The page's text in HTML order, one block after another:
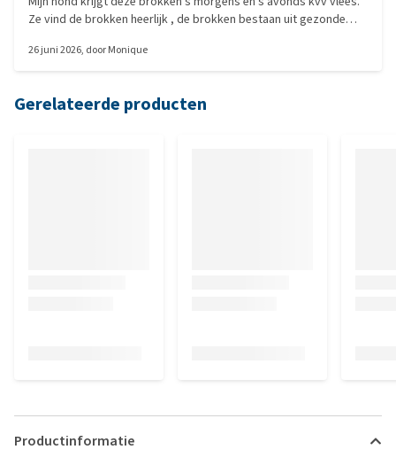
Ze vind de brokken heerlijk , de brokken bestaan uit gezonde
26 juni 2026, doorMonique
Gerelateerde producten
Productinformatie